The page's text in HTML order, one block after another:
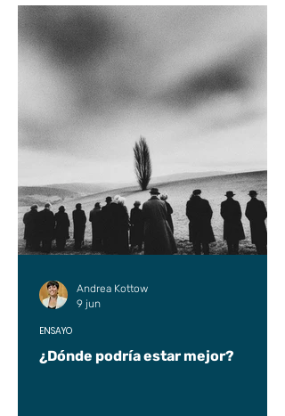
¿Dónde podría estar mejor?
ENSAYO
Andrea Kottow
9 jun